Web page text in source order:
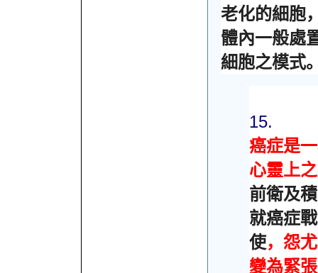
老化的細胞
體內一般處
細胞之模式
15.
癌症是
心靈上
前衛及
就癌症
使，怨
變為緊